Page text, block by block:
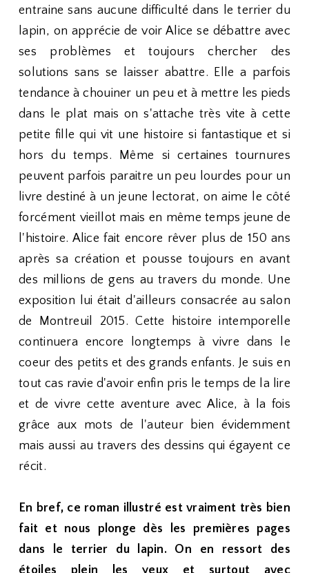
entraine sans aucune difficulté dans le terrier du
lapin, on apprécie de voir Alice se débattre avec
ses problèmes et toujours chercher des
solutions sans se laisser abattre. Elle a parfois
tendance à chouiner un peu et à mettre les pieds
dans le plat mais on s'attache très vite à cette
petite fille qui vit une histoire si fantastique et si
hors du temps. Même si certaines tournures
peuvent parfois paraitre un peu lourdes pour un
livre destiné à un jeune lectorat, on aime le côté
forcément vieillot mais en même temps jeune de
l'histoire. Alice fait encore rêver plus de 150 ans
après sa création et pousse toujours en avant
des millions de gens au travers du monde. Une
exposition lui était d'ailleurs consacrée au salon
de Montreuil 2015. Cette histoire intemporelle
continuera encore longtemps à vivre dans le
coeur des petits et des grands enfants. Je suis en
tout cas ravie d'avoir enfin pris le temps de la lire
et de vivre cette aventure avec Alice, à la fois
grâce aux mots de l'auteur bien évidemment
mais aussi au travers des dessins qui égayent ce
récit.
En bref, ce roman illustré est vraiment très bien
fait et nous plonge dès les premières pages
dans le terrier du lapin. On en ressort des
étoiles plein les yeux et surtout avec